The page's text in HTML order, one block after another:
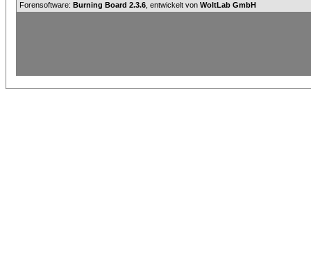
Forensoftware: Burning Board 2.3.6 , entwickelt von WoltLab GmbH